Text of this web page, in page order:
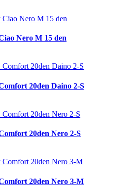
Nero M 15 den
20den Daino 2-S
20den Nero 2-S
20den Nero 3-M